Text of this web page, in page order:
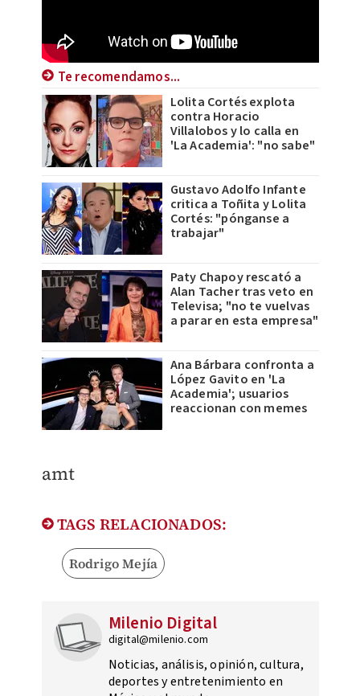
Te recomendamos...
Lolita Cortés explota
contra Horacio
Villalobos y lo calla en
'La Academia': "no sabe"
Gustavo Adolfo Infante
critica a Toñita y Lolita
Cortés: "pónganse a
trabajar"
Paty Chapoy rescató a
Alan Tacher tras veto en
Televisa; "no te vuelvas
a parar en esta empresa"
Ana Bárbara confronta a
López Gavito en 'La
Academia'; usuarios
reaccionan con memes
amt
TAGS RELACIONADOS:
Rodrigo Mejía
Milenio Digital
digital@milenio.com
Noticias, análisis, opinión, cultura,
deportes y entretenimiento en